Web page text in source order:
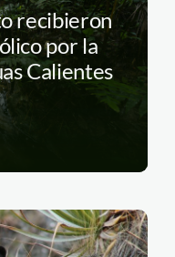
recibieron
por la
Calientes